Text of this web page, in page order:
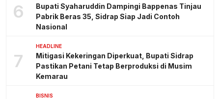
6
Bupati Syaharuddin Dampingi Bappenas Tinjau
Pabrik Beras 35, Sidrap Siap Jadi Contoh
Nasional
7
HEADLINE
Mitigasi Kekeringan Diperkuat, Bupati Sidrap
Pastikan Petani Tetap Berproduksi di Musim
Kemarau
BISNIS